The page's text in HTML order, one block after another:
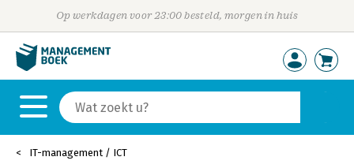
Op werkdagen voor 23:00 besteld, morgen in huis
IT-management / ICT